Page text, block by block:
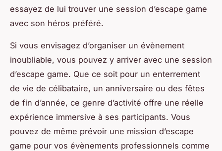
essayez de lui trouver une session d’escape game
avec son héros préféré.
Si vous envisagez d’organiser un évènement
inoubliable, vous pouvez y arriver avec une session
d’escape game. Que ce soit pour un enterrement
de vie de célibataire, un anniversaire ou des fêtes
de fin d’année, ce genre d’activité offre une réelle
expérience immersive à ses participants. Vous
pouvez de même prévoir une mission d’escape
game pour vos évènements professionnels comme